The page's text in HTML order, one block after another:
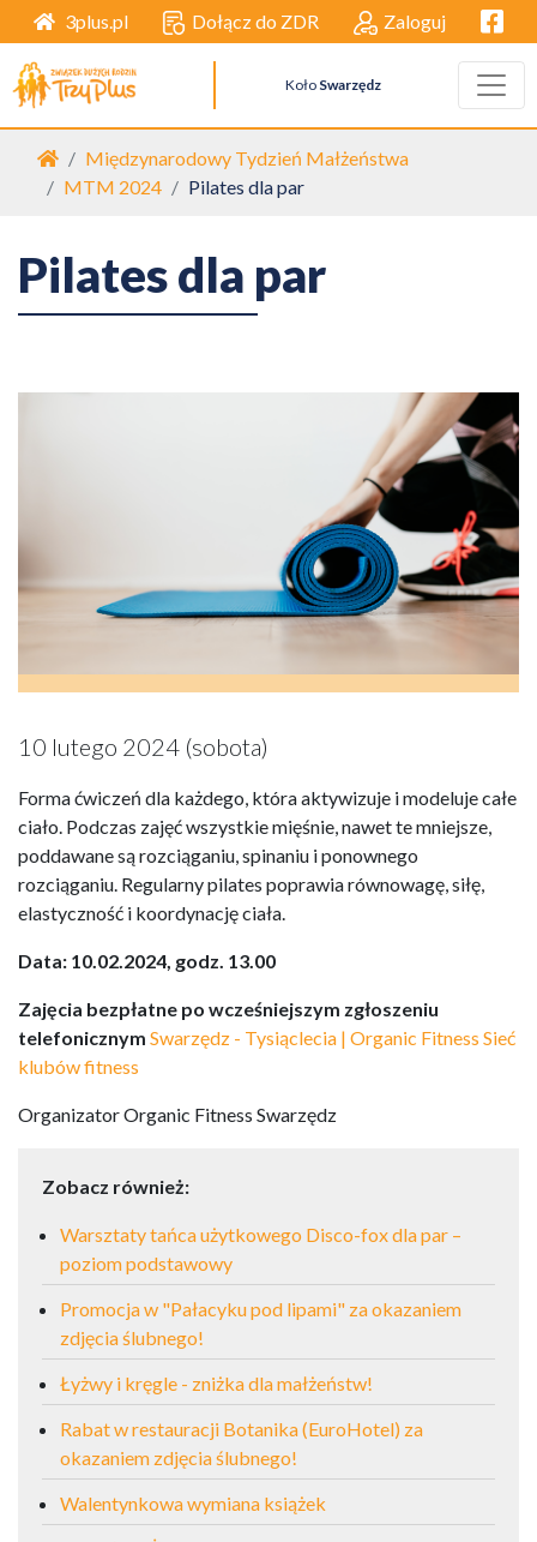
3plus.pl Dołącz do ZDR Zaloguj
Koło Swarzędz
Strona główna
Międzynarodowy Tydzień Małżeństwa
MTM 2024
Pilates dla par
Pilates dla par
10 lutego 2024 (sobota)
Forma ćwiczeń dla każdego, która aktywizuje i modeluje całe
ciało. Podczas zajęć wszystkie mięśnie, nawet te mniejsze,
poddawane są rozciąganiu, spinaniu i ponownego
rozciąganiu. Regularny pilates poprawia równowagę, siłę,
elastyczność i koordynację ciała.
Data: 10.02.2024, godz. 13.00
Zajęcia bezpłatne po wcześniejszym zgłoszeniu
telefonicznym Swarzędz - Tysiąclecia | Organic Fitness Sieć
klubów fitness
Organizator Organic Fitness Swarzędz
Zobacz również:
Warsztaty tańca użytkowego Disco-fox dla par –
poziom podstawowy
Promocja w "Pałacyku pod lipami" za okazaniem
zdjęcia ślubnego!
Łyżwy i kręgle - zniżka dla małżeństw!
Rabat w restauracji Botanika (EuroHotel) za
okazaniem zdjęcia ślubnego!
Walentynkowa wymiana książek